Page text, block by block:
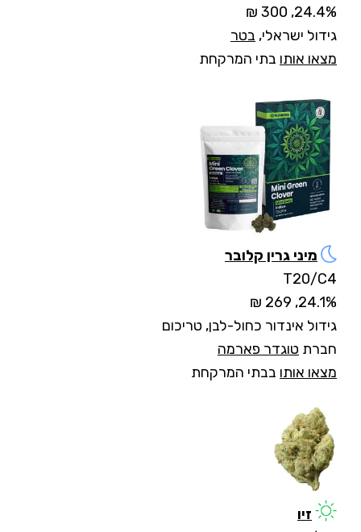
24.4%, 300 ₪
גידול ישראלי, בטר
מצאו אותו בתי המרקחת
מיני גרין קלובר
T20/C4
24.1%, 269 ₪
גידול אינדור כחול-לבן, טריכום
חברת טוגדר פארמה
מצאו אותו בבתי המרקחת
זיו